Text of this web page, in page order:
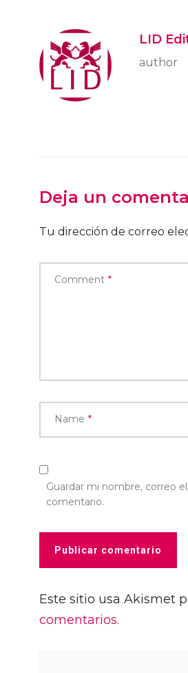
LID
author
Deja un
Tu dirección de correo
Comment *
Name *
Guardar mi nombre, correo
comentario.
Este sitio usa Akismet
comentarios.